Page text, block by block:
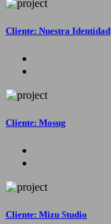
Cliente: Nuestra Identidad
Cliente: Mosug
Cliente: Mizu Studio